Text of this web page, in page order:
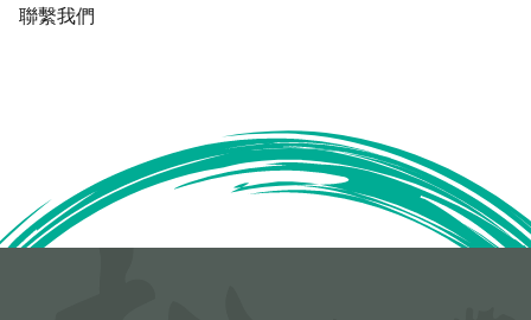
聯繫我們